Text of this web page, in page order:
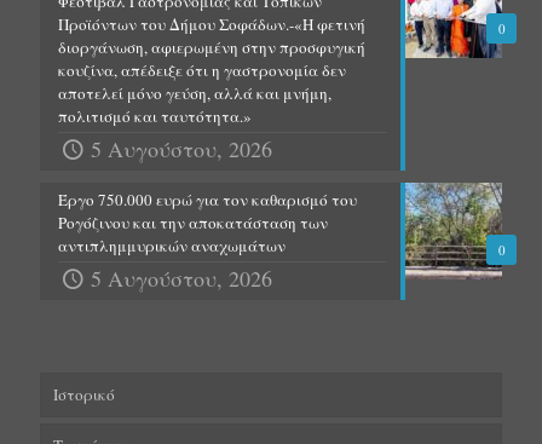
0
Προϊόντων του Δήμου Σοφάδων.-«Η φετινή
διοργάνωση, αφιερωμένη στην προσφυγική
κουζίνα, απέδειξε ότι η γαστρονομία δεν
αποτελεί μόνο γεύση, αλλά και μνήμη,
πολιτισμό και ταυτότητα.»
5 Αυγούστου, 2026
0
Έργο 750.000 ευρώ για τον καθαρισμό του
Ρογόζινου και την αποκατάσταση των
αντιπλημμυρικών αναχωμάτων
5 Αυγούστου, 2026
Ιστορικό